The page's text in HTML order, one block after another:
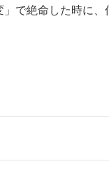
で絶命した時に